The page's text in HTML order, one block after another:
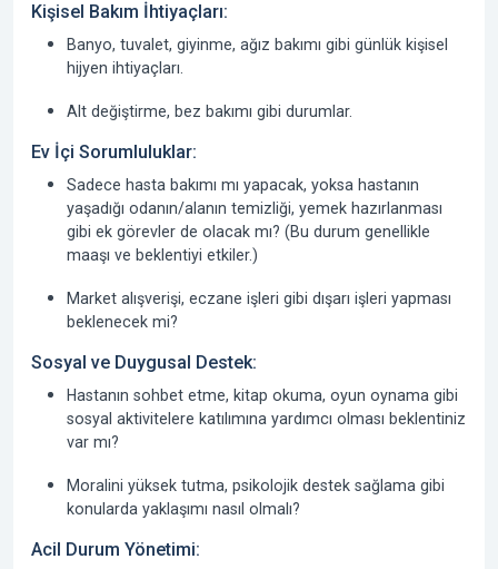
Kişisel Bakım İhtiyaçları:
Banyo, tuvalet, giyinme, ağız bakımı gibi günlük kişisel
hijyen ihtiyaçları.
Alt değiştirme, bez bakımı gibi durumlar.
Ev İçi Sorumluluklar:
Sadece hasta bakımı mı yapacak, yoksa hastanın
yaşadığı odanın/alanın temizliği, yemek hazırlanması
gibi ek görevler de olacak mı? (Bu durum genellikle
maaşı ve beklentiyi etkiler.)
Market alışverişi, eczane işleri gibi dışarı işleri yapması
beklenecek mi?
Sosyal ve Duygusal Destek:
Hastanın sohbet etme, kitap okuma, oyun oynama gibi
sosyal aktivitelere katılımına yardımcı olması beklentiniz
var mı?
Moralini yüksek tutma, psikolojik destek sağlama gibi
konularda yaklaşımı nasıl olmalı?
Acil Durum Yönetimi: